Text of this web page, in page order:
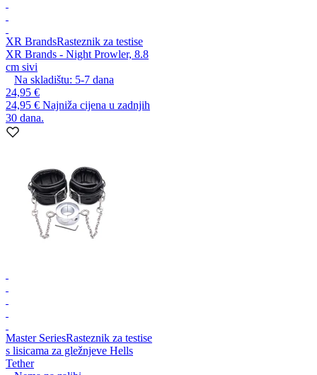
XR BrandsRasteznik za testise
XR Brands - Night Prowler, 8.8
cm sivi
Na skladištu: 5-7 dana
24,95 €
24,95 € Najniža cijena u zadnjih
30 dana.
Master SeriesRasteznik za testise
s lisicama za gležnjeve Hells
Tether